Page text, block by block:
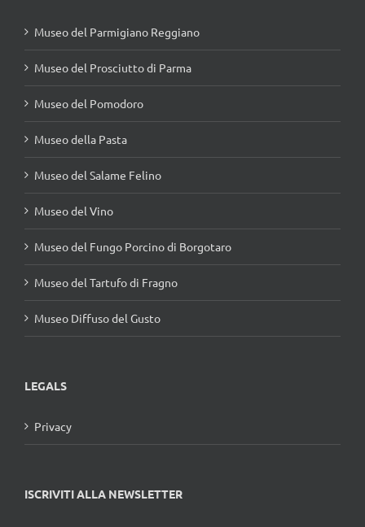
Museo del Parmigiano Reggiano
Museo del Prosciutto di Parma
Museo del Pomodoro
Museo della Pasta
Museo del Salame Felino
Museo del Vino
Museo del Fungo Porcino di Borgotaro
Museo del Tartufo di Fragno
Museo Diffuso del Gusto
LEGALS
Privacy
ISCRIVITI ALLA NEWSLETTER